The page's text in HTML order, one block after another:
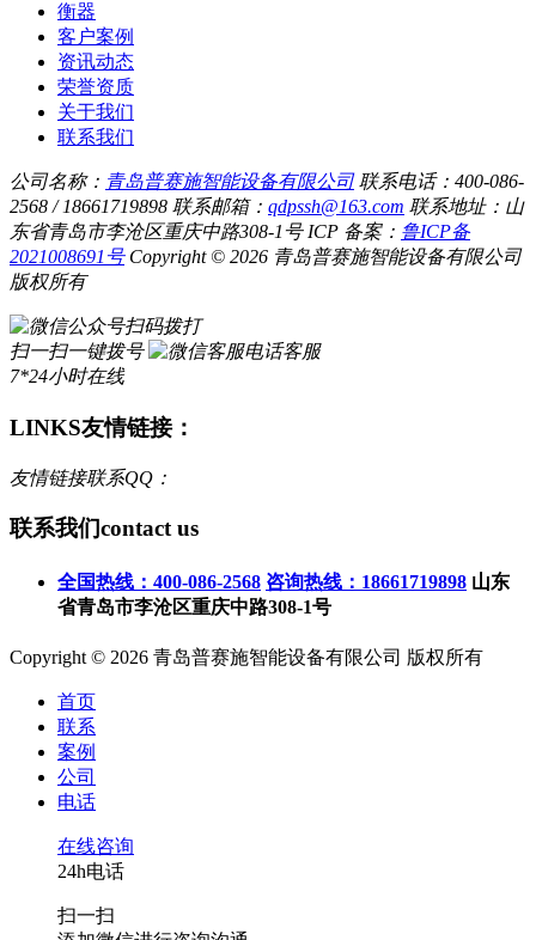
衡器
客户案例
资讯动态
荣誉资质
关于我们
联系我们
公司名称： 青岛普赛施智能设备有限公司 联系电话：400-086-
2568 / 18661719898 联系邮箱： qdpssh@163.com 联系地址：山
东省青岛市李沧区重庆中路308-1号 ICP 备案： 鲁ICP备
2021008691号 Copyright © 2026 青岛普赛施智能设备有限公司
版权所有
扫码拨打
扫一扫一键拨号
电话客服
7*24小时在线
LINKS友情链接：
友情链接联系QQ：
联系我们contact us
全国热线：400-086-2568 咨询热线：18661719898 山东
省青岛市李沧区重庆中路308-1号
Copyright © 2026 青岛普赛施智能设备有限公司 版权所有
首页
联系
案例
公司
电话
在线咨询
24h电话
扫一扫